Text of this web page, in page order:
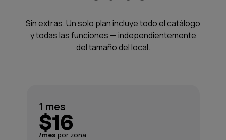
1 mes
$16
/mes por zona
Sin extras. Un solo plan incluye todo el catálogo
y todas las funciones — independientemente
del tamaño del local.